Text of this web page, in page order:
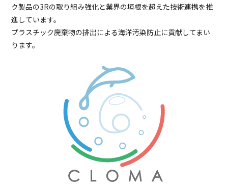
ク製品の3Rの取り組み強化と業界の垣根を超えた技術連携を推
進しています。
プラスチック廃棄物の排出による海洋汚染防止に貢献してまい
ります。